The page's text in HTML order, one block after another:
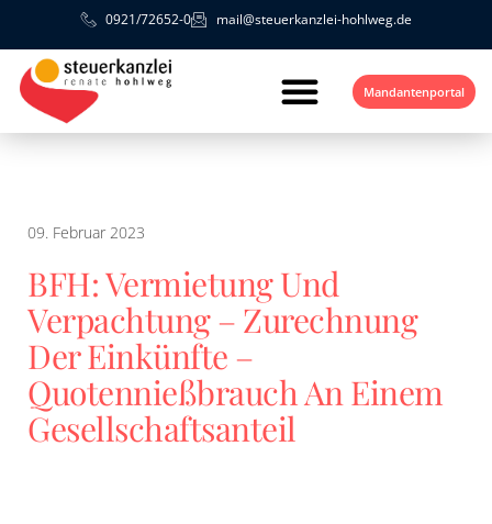
0921/72652-0 mail@steuerkanzlei-hohlweg.de
Mandantenportal
09. Februar 2023
BFH: Vermietung Und
Verpachtung – Zurechnung
Der Einkünfte –
Quotennießbrauch An Einem
Gesellschaftsanteil